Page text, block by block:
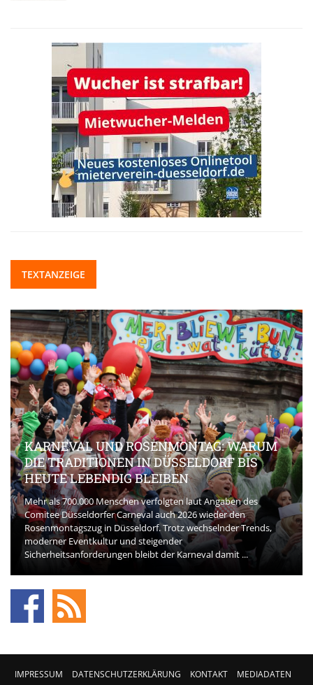
TEXTANZEIGE
KARNEVAL UND ROSENMONTAG: WARUM
DIE TRADITIONEN IN DÜSSELDORF BIS
HEUTE LEBENDIG BLEIBEN
Mehr als 700.000 Menschen verfolgten laut Angaben des
Comitee Düsseldorfer Carneval auch 2026 wieder den
Rosenmontagszug in Düsseldorf. Trotz wechselnder Trends,
moderner Eventkultur und steigender
Sicherheitsanforderungen bleibt der Karneval damit ...
IMPRESSUM DATENSCHUTZERKLÄRUNG KONTAKT MEDIADATEN